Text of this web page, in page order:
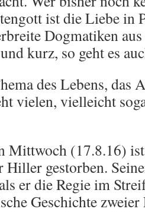
ist die Liebe in
Dogmatiken
kurz, so geht es
des Lebens, das
vielen, vielleicht
Mittwoch (17.8.16)
Hiller gestorben.
er die Regie im
Geschichte